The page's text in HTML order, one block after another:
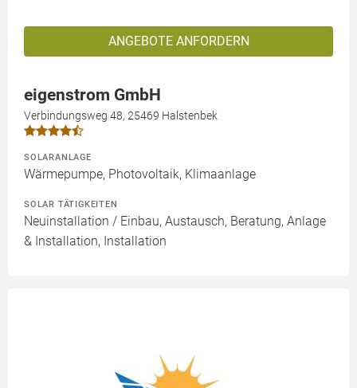
ANGEBOTE ANFORDERN
eigenstrom GmbH
Verbindungsweg 48, 25469 Halstenbek
SOLARANLAGE
Wärmepumpe, Photovoltaik, Klimaanlage
SOLAR TÄTIGKEITEN
Neuinstallation / Einbau, Austausch, Beratung, Anlage
& Installation, Installation